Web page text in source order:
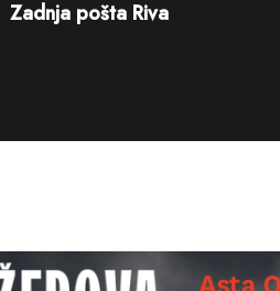
Zadnja pošta Riva